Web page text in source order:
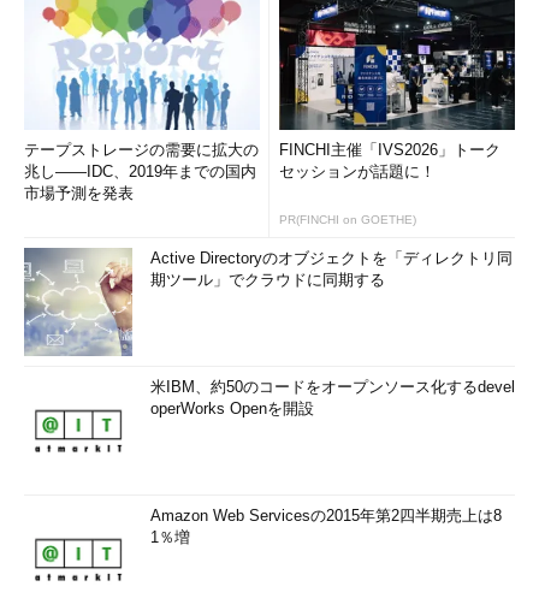
テープストレージの需要に拡大の
兆し――IDC、2019年までの国内
市場予測を発表
FINCHI主催「IVS2026」トーク
セッションが話題に！
PR(FINCHI on GOETHE)
Active Directoryのオブジェクトを「ディレクトリ同
期ツール」でクラウドに同期する
米IBM、約50のコードをオープンソース化するdevel
operWorks Openを開設
Amazon Web Servicesの2015年第2四半期売上は8
1％増